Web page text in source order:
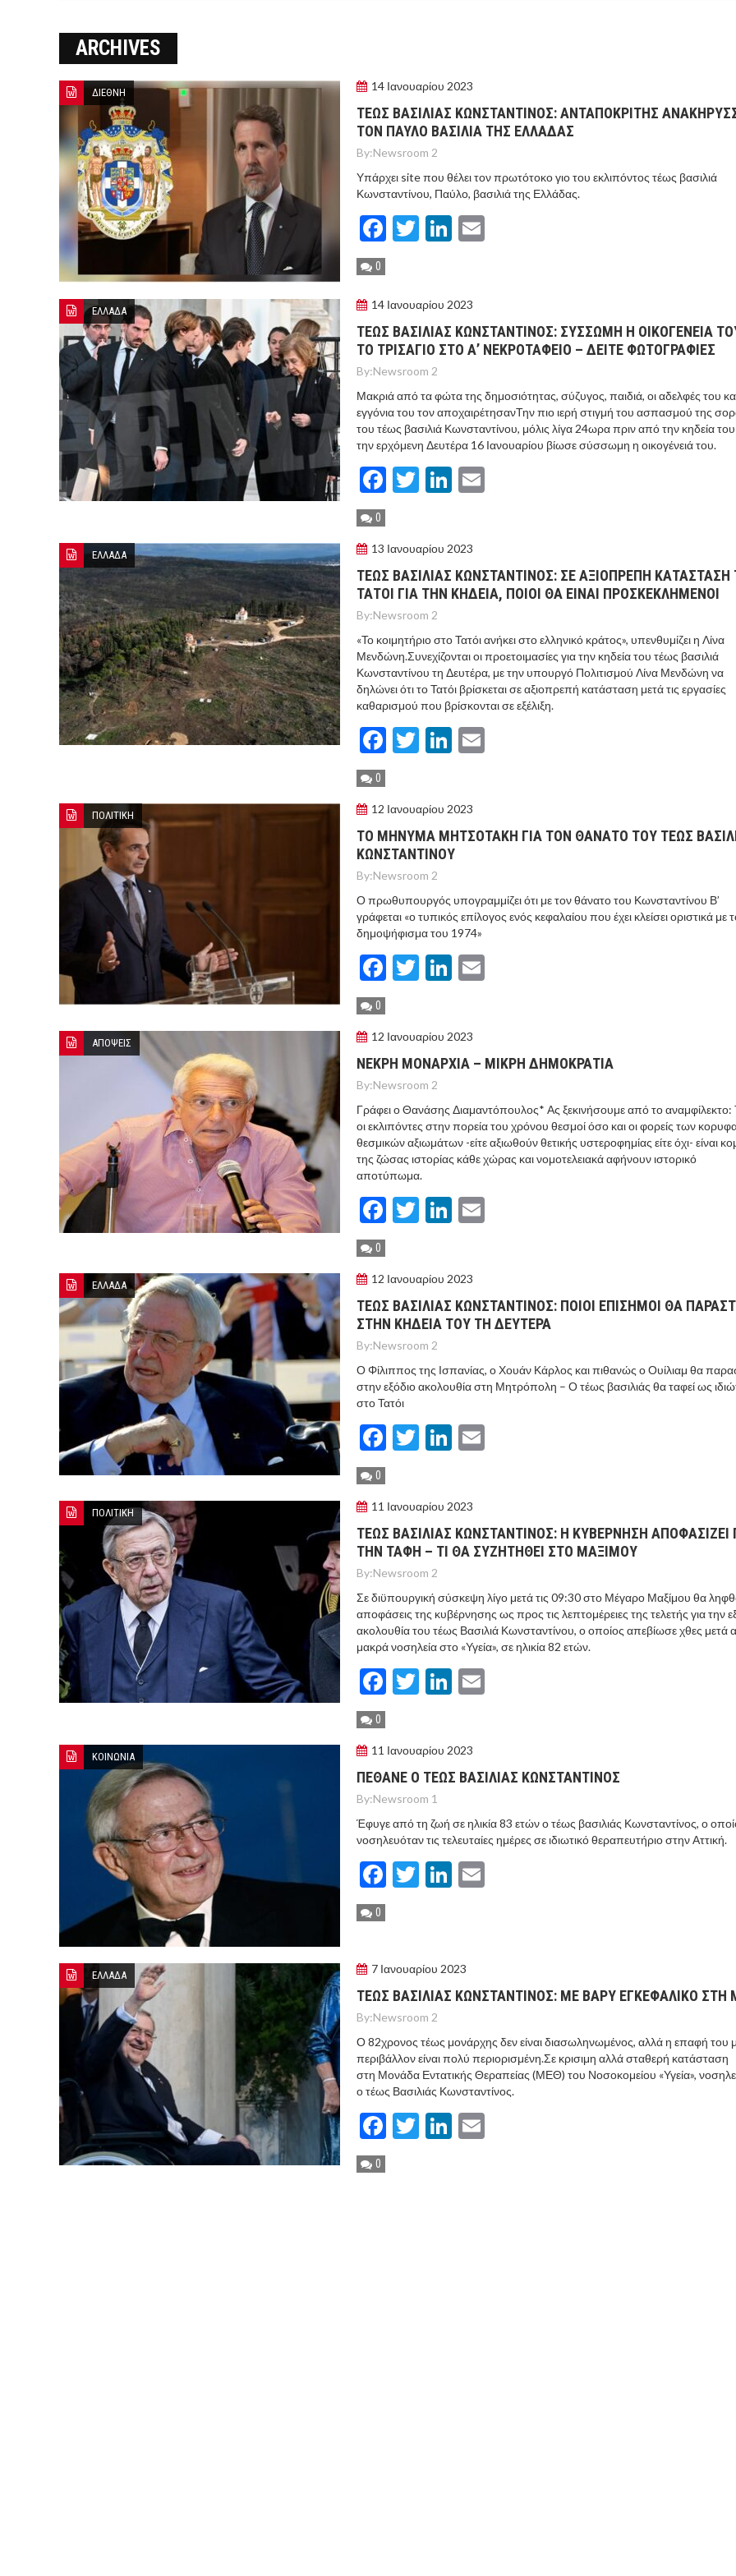
ARCHIVES
ΔΙΕΘΝΗ 14 Ιανουαρίου 2023
ΤΕΩΣ ΒΑΣΙΛΙΑΣ ΚΩΝΣΤΑΝΤΙΝΟΣ: ΑΝΤΑΠΟΚΡΙΤΗΣ
ΤΟΝ ΠΑΥΛΟ ΒΑΣΙΛΙΑ ΤΗΣ ΕΛΛΑΔΑΣ
By:Newsroom 2
Υπάρχει site που θέλει τον πρωτότοκο γιο του εκλιπόντος τέως βασιλιά
Κωνσταντίνου, Παύλο, βασιλιά της Ελλάδας.
Facebook
TwitterLinkedIn
0
ΕΛΛΑΔΑ 14 Ιανουαρίου 2023
ΤΕΩΣ ΒΑΣΙΛΙΑΣ ΚΩΝΣΤΑΝΤΙΝΟΣ: ΣΥΣΣΩΜΗ Η ΟΙΚΟΓΕΝΕΙΑ
ΤΟ ΤΡΙΣΑΓΙΟ ΣΤΟ Α’ ΝΕΚΡΟΤΑΦΕΙΟ – ΔΕΙΤΕ ΦΩΤΟΓΡΑΦΙΕΣ
By:Newsroom 2
Μακριά από τα φώτα της δημοσιότητας, σύζυγος, παιδιά, οι αδελφές του
εγγόνια του τον αποχαιρέτησανΤην πιο ιερή στιγμή του ασπασμού της
του τέως βασιλιά Κωνσταντίνου, μόλις λίγα 24ωρα πριν από την κηδεία του
την ερχόμενη Δευτέρα 16 Ιανουαρίου βίωσε σύσσωμη η οικογένειά του.
Facebook
TwitterLinkedIn
0
ΕΛΛΑΔΑ 13 Ιανουαρίου 2023
ΤΕΩΣ ΒΑΣΙΛΙΑΣ ΚΩΝΣΤΑΝΤΙΝΟΣ: ΣΕ ΑΞΙΟΠΡΕΠΗ ΚΑΤΑΣΤΑΣΗ
ΤΑΤΟΙ ΓΙΑ ΤΗΝ ΚΗΔΕΙΑ, ΠΟΙΟΙ ΘΑ ΕΙΝΑΙ ΠΡΟΣΚΕΚΛΗΜΕΝΟΙ
By:Newsroom 2
«Το κοιμητήριο στο Τατόι ανήκει στο ελληνικό κράτος», υπενθυμίζει η Λίνα
Μενδώνη.Συνεχίζονται οι προετοιμασίες για την κηδεία του τέως βασιλιά
Κωνσταντίνου τη Δευτέρα, με την υπουργό Πολιτισμού Λίνα Μενδώνη να
δηλώνει ότι το Τατόι βρίσκεται σε αξιοπρεπή κατάσταση μετά τις εργασίες
καθαρισμού που βρίσκονται σε εξέλιξη.
Facebook
TwitterLinkedIn
0
ΠΟΛΙΤΙΚΗ 12 Ιανουαρίου 2023
ΤΟ ΜΗΝΥΜΑ ΜΗΤΣΟΤΑΚΗ ΓΙΑ ΤΟΝ ΘΑΝΑΤΟ ΤΟΥ ΤΕΩΣ
ΚΩΝΣΤΑΝΤΙΝΟΥ
By:Newsroom 2
Ο πρωθυπουργός υπογραμμίζει ότι με τον θάνατο του Κωνσταντίνου Β’
γράφεται «ο τυπικός επίλογος ενός κεφαλαίου που έχει κλείσει οριστικά με
δημοψήφισμα του 1974»
Facebook
TwitterLinkedIn
0
ΑΠΟΨΕΙΣ 12 Ιανουαρίου 2023
ΝΕΚΡH ΜΟΝΑΡΧIΑ – ΜΙΚΡH ΔΗΜΟΚΡΑΤIΑ
By:Newsroom 2
Γράφει ο Θανάσης Διαμαντόπουλος* Ας ξεκινήσουμε από το
οι εκλιπόντες στην πορεία του χρόνου θεσμοί όσο και οι φορείς των
θεσμικών αξιωμάτων -είτε αξιωθούν θετικής υστεροφημίας είτε όχι- είναι
της ζώσας ιστορίας κάθε χώρας και νομοτελειακά αφήνουν ιστορικό
αποτύπωμα.
Facebook
TwitterLinkedIn
0
ΕΛΛΑΔΑ 12 Ιανουαρίου 2023
ΤΕΩΣ ΒΑΣΙΛΙΑΣ ΚΩΝΣΤΑΝΤΙΝΟΣ: ΠΟΙΟΙ ΕΠΙΣΗΜΟΙ ΘΑ
ΣΤΗΝ ΚΗΔΕΙΑ ΤΟΥ ΤΗ ΔΕΥΤΕΡΑ
By:Newsroom 2
Ο Φίλιππος της Ισπανίας, ο Χουάν Κάρλος και πιθανώς ο Ουίλιαμ θα
στην εξόδιο ακολουθία στη Μητρόπολη – Ο τέως βασιλιάς θα ταφεί ως
στο Τατόι
Facebook
TwitterLinkedIn
0
ΠΟΛΙΤΙΚΗ 11 Ιανουαρίου 2023
ΤΕΩΣ ΒΑΣΙΛΙΑΣ ΚΩΝΣΤΑΝΤΙΝΟΣ: Η ΚΥΒΕΡΝΗΣΗ ΑΠΟΦΑΣΙΖΕΙ
ΤΗΝ ΤΑΦΗ – ΤΙ ΘΑ ΣΥΖΗΤΗΘΕΙ ΣΤΟ ΜΑΞΙΜΟΥ
By:Newsroom 2
Σε διϋπουργική σύσκεψη λίγο μετά τις 09:30 στο Μέγαρο Μαξίμου θα
αποφάσεις της κυβέρνησης ως προς τις λεπτομέρειες της τελετής για την
ακολουθία του τέως Βασιλιά Κωνσταντίνου, ο οποίος απεβίωσε χθες μετά
μακρά νοσηλεία στο «Υγεία», σε ηλικία 82 ετών.
Facebook
TwitterLinkedIn
0
ΚΟΙΝΩΝΙΑ 11 Ιανουαρίου 2023
ΠΕΘΑΝΕ Ο ΤΕΩΣ ΒΑΣΙΛΙΑΣ ΚΩΝΣΤΑΝΤΙΝΟΣ
By:Newsroom 1
Έφυγε από τη ζωή σε ηλικία 83 ετών ο τέως βασιλιάς Κωνσταντίνος, ο
νοσηλευόταν τις τελευταίες ημέρες σε ιδιωτικό θεραπευτήριο στην Αττική.
Facebook
TwitterLinkedIn
0
ΕΛΛΑΔΑ 7 Ιανουαρίου 2023
ΤΕΩΣ ΒΑΣΙΛΙΑΣ ΚΩΝΣΤΑΝΤΙΝΟΣ: ΜΕ ΒΑΡΥ ΕΓΚΕΦΑΛΙΚΟ ΣΤΗ
By:Newsroom 2
Ο 82χρονος τέως μονάρχης δεν είναι διασωληνωμένος, αλλά η επαφή του
περιβάλλον είναι πολύ περιορισμένη.Σε κρισιμη αλλά σταθερή κατάσταση
στη Μονάδα Εντατικής Θεραπείας (ΜΕΘ) του Νοσοκομείου «Υγεία»,
ο τέως Βασιλιάς Κωνσταντίνος.
Facebook
TwitterLinkedIn
0